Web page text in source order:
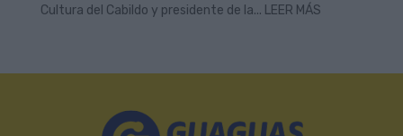
Cultura del Cabildo y presidente de la... LEER MÁS